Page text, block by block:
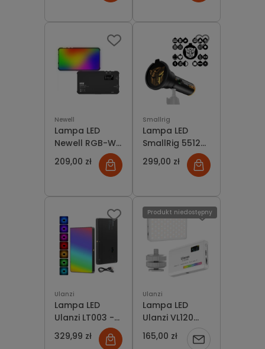
Newell
Lampa LED
Newell RGB-W
Rangha Mini
209,00 zł
Smallrig
Lampa LED
SmallRig 5512
RF 10C Portable
Focusable LED
"BumbleBee
Edition"
299,00 zł
Ulanzi
Lampa LED
Ulanzi LT003 -
RGB, WB (2500
K - 9000 K)
329,99 zł
Ulanzi
Lampa LED
Ulanzi VL120
RGB Mini 3100
mAh Biała
165,00 zł
Produkt niedostępny
Powiadom